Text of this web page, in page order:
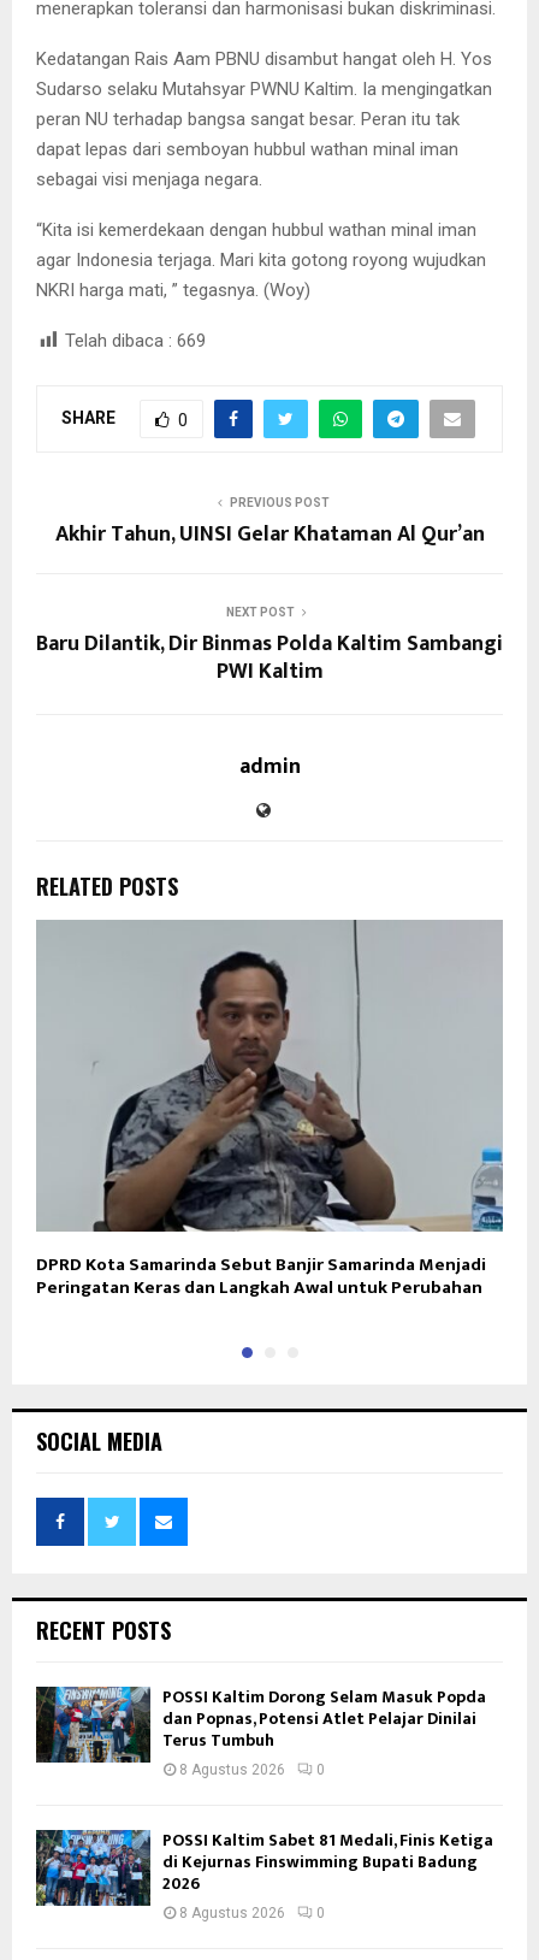
menerapkan toleransi dan harmonisasi bukan diskriminasi.
Kedatangan Rais Aam PBNU disambut hangat oleh H. Yos
Sudarso selaku Mutahsyar PWNU Kaltim. Ia mengingatkan
peran NU terhadap bangsa sangat besar. Peran itu tak
dapat lepas dari semboyan hubbul wathan minal iman
sebagai visi menjaga negara.
“Kita isi kemerdekaan dengan hubbul wathan minal iman
agar Indonesia terjaga. Mari kita gotong royong wujudkan
NKRI harga mati, ” tegasnya. (Woy)
Telah dibaca : 669
SHARE 0
PREVIOUS POST
Akhir Tahun, UINSI Gelar Khataman Al Qur’an
NEXT POST
Baru Dilantik, Dir Binmas Polda Kaltim Sambangi
PWI Kaltim
admin
RELATED POSTS
DPRD Kota Samarinda Sebut Banjir Samarinda Menjadi
Peringatan Keras dan Langkah Awal untuk Perubahan
SOCIAL MEDIA
RECENT POSTS
POSSI Kaltim Dorong Selam Masuk Popda
dan Popnas, Potensi Atlet Pelajar Dinilai
Terus Tumbuh
8 Agustus 2026 0
POSSI Kaltim Sabet 81 Medali, Finis Ketiga
di Kejurnas Finswimming Bupati Badung
2026
8 Agustus 2026 0